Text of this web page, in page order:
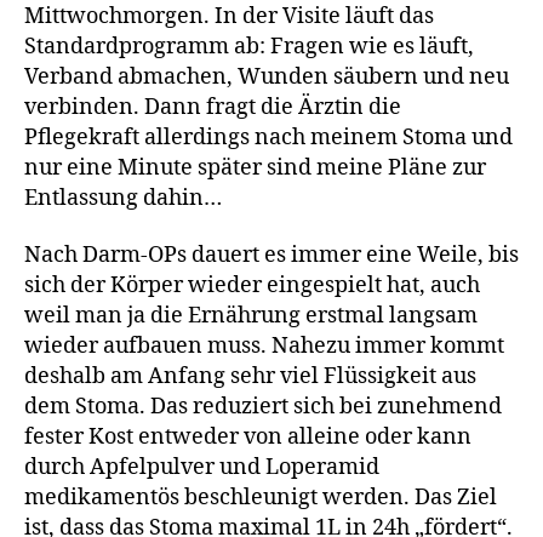
Mittwochmorgen. In der Visite läuft das
Standardprogramm ab: Fragen wie es läuft,
Verband abmachen, Wunden säubern und neu
verbinden. Dann fragt die Ärztin die
Pflegekraft allerdings nach meinem Stoma und
nur eine Minute später sind meine Pläne zur
Entlassung dahin…
Nach Darm-OPs dauert es immer eine Weile, bis
sich der Körper wieder eingespielt hat, auch
weil man ja die Ernährung erstmal langsam
wieder aufbauen muss. Nahezu immer kommt
deshalb am Anfang sehr viel Flüssigkeit aus
dem Stoma. Das reduziert sich bei zunehmend
fester Kost entweder von alleine oder kann
durch Apfelpulver und Loperamid
medikamentös beschleunigt werden. Das Ziel
ist, dass das Stoma maximal 1L in 24h „fördert“.